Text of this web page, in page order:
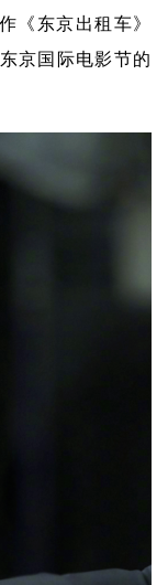
《东京出租车》
京国际电影节的